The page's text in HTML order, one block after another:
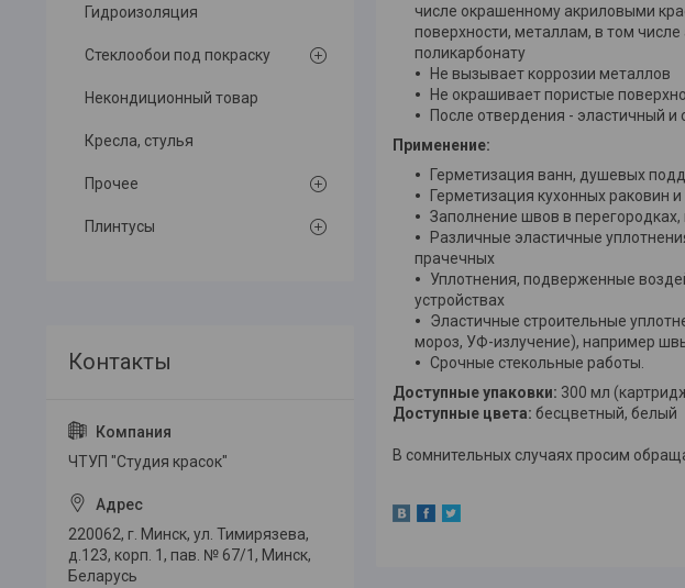
числе окрашенному акриловыми
поверхности, металлам, в том
поликарбонату
Не вызывает коррозии металлов
Не окрашивает пористые
После отвердения - эластичный
Применение:
Герметизация ванн, душевых
Герметизация кухонных раковин
Заполнение швов в
Различные эластичные
прачечных
Уплотнения, подверженные
устройствах
Эластичные строительные
мороз, УФ-излучение), например
Срочные стекольные работы.
Доступные упаковки: 300 мл
Доступные цвета: бесцветный, белый
В сомнительных случаях просим
Гидроизоляция
Стеклообои под покраску
Некондиционный товар
Кресла, стулья
Прочее
Плинтусы
ЧТУП "Студия красок"
220062, г. Минск, ул. Тимирязева,
д.123, корп. 1, пав. № 67/1, Минск,
Беларусь